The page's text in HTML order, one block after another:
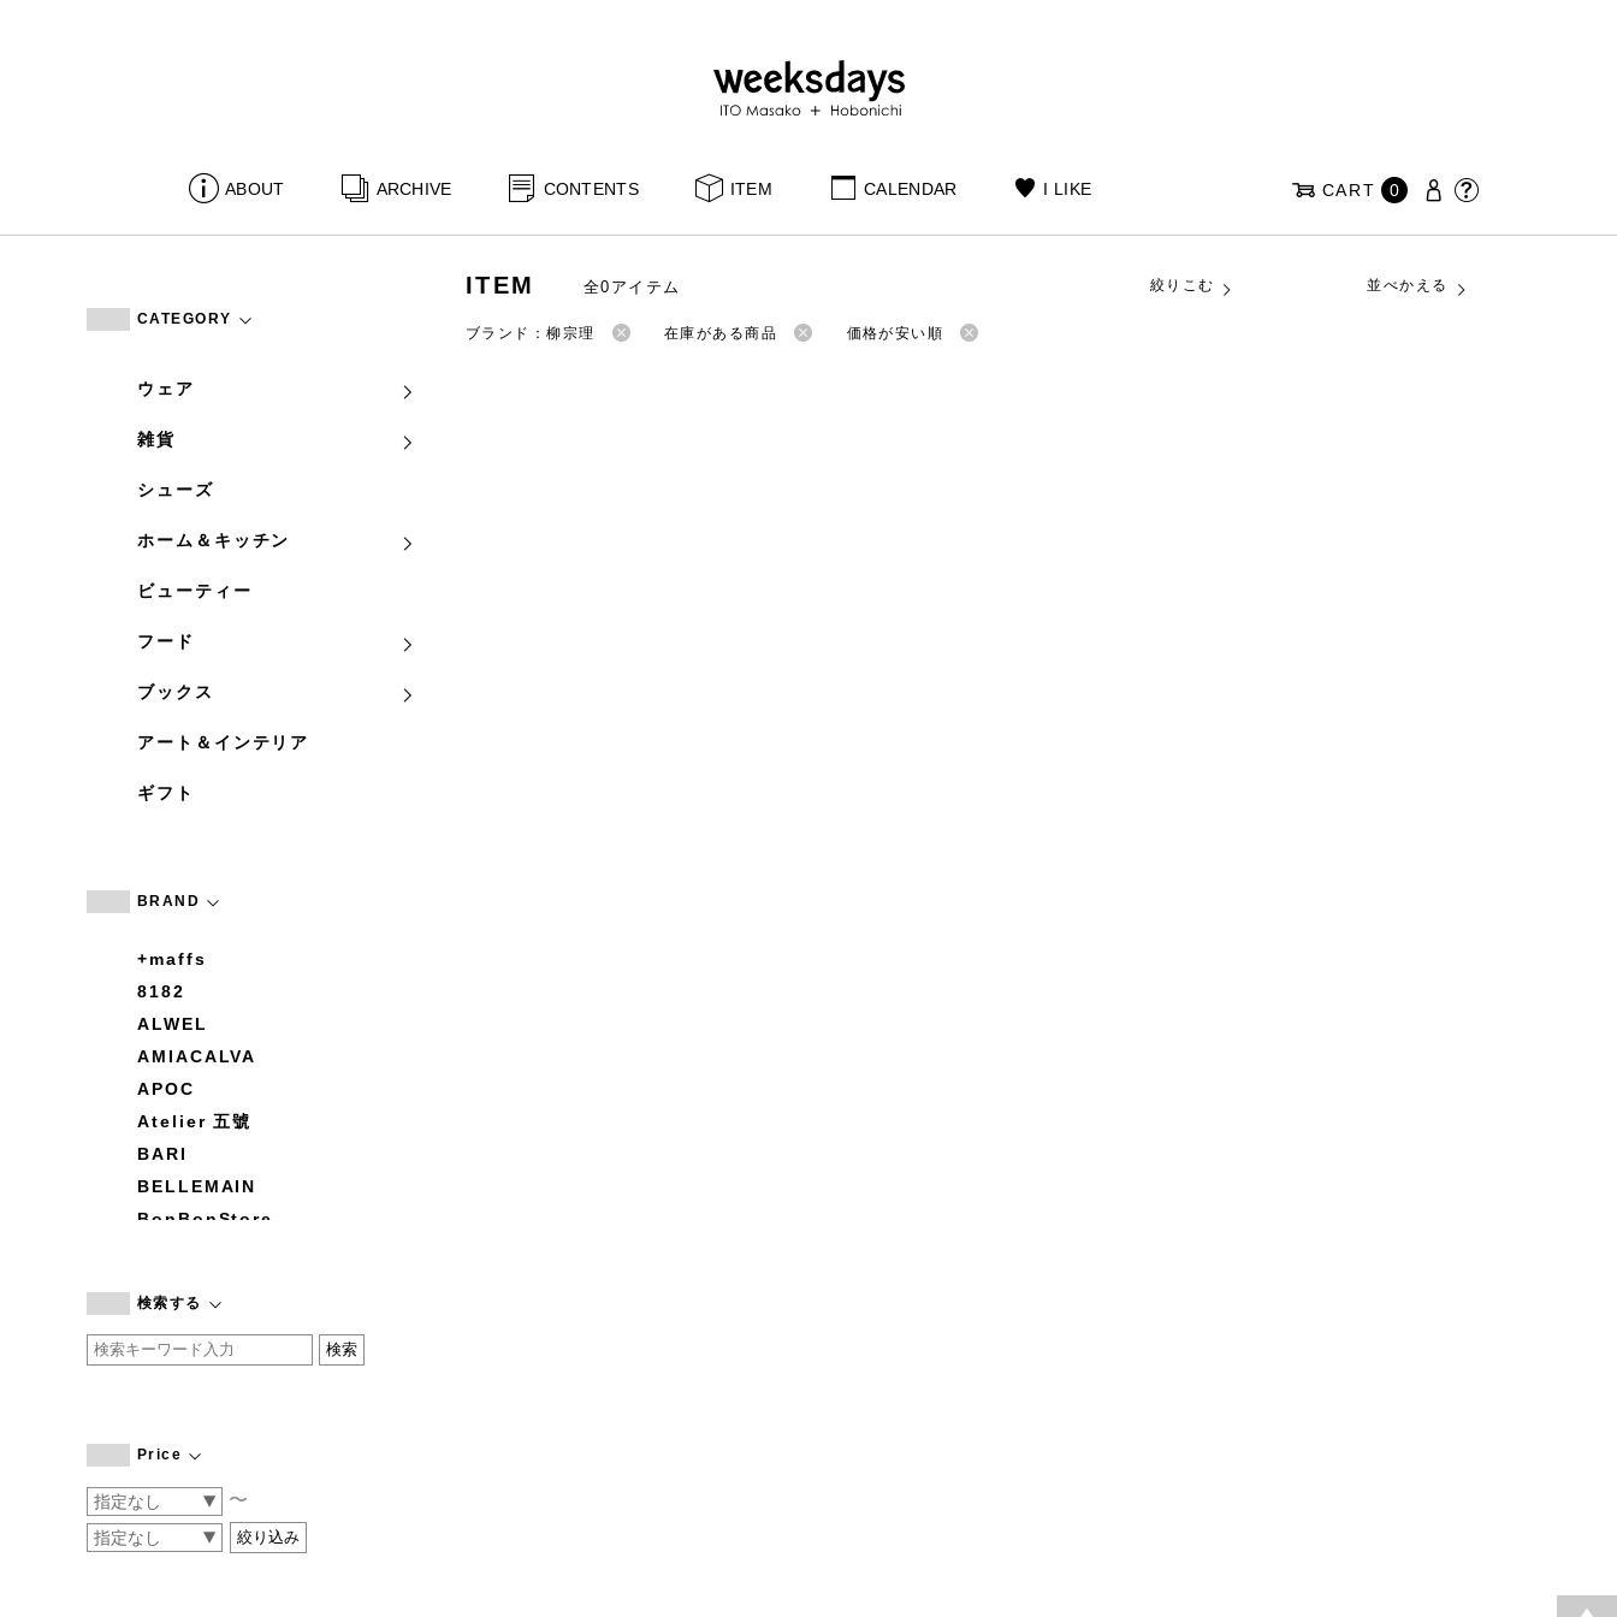
ABOUT ARCHIVE CONTENTS ITEM CALENDAR I LIKE CART 0
CATEGORY
ウェア
雑貨
シューズ
ホーム＆キッチン
ビューティー
フード
ブックス
アート＆インテリア
ギフト
BRAND
+maffs
8182
ALWEL
AMIACALVA
APOC
Atelier 五號
BARI
BELLEMAIN
BonBonStore
by basics
CATWORTH
COGTHEBIGSMOKE
CONVERSE
DEAN & DELUCA
検索する
Price
〜
ITEM 全0アイテム 絞りこむ 並べかえる
ブランド：柳宗理 在庫がある商品 価格が安い順